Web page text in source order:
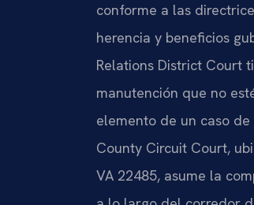
conforme a las
herencia y beneficios
Relations District Court
manutención que no
elemento de un caso
County Circuit Court,
VA 22485, asume la